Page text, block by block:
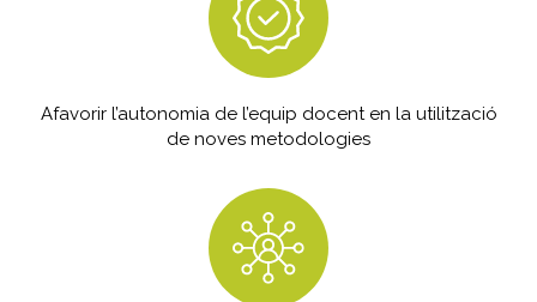
Afavorir l’autonomia de l’equip docent en la utilització
de noves metodologies